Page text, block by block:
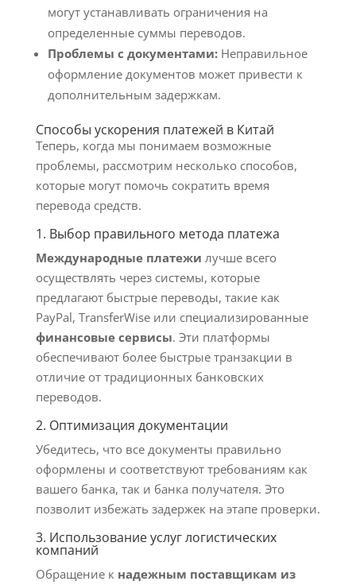
могут устанавливать ограничения на
определенные суммы переводов.
Проблемы с документами:Неправильное
оформление документов может привести к
дополнительным задержкам.
Способы ускорения платежей в Китай
Теперь, когда мы понимаем возможные
проблемы, рассмотрим несколько способов,
которые могут помочь сократить время
перевода средств.
1. Выбор правильного метода платежа
Международные платежи лучше всего
осуществлять через системы, которые
предлагают быстрые переводы, такие как
PayPal, TransferWise или специализированные
финансовые сервисы. Эти платформы
обеспечивают более быстрые транзакции в
отличие от традиционных банковских
переводов.
2. Оптимизация документации
Убедитесь, что все документы правильно
оформлены и соответствуют требованиям как
вашего банка, так и банка получателя. Это
позволит избежать задержек на этапе проверки.
3. Использование услуг логистических
компаний
Обращение к надежным поставщикам из